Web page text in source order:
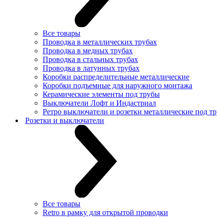
Все товары
Проводка в металлических трубах
Проводка в медных трубах
Проводка в стальных трубах
Проводка в латунных трубах
Коробки распределительные металлические
Коробки подъемные для наружного монтажа
Керамические элементы под трубы
Выключатели Лофт и Индастриал
Ретро выключатели и розетки металлические под
Розетки и выключатели
Все товары
Retro в рамку для открытой проводки